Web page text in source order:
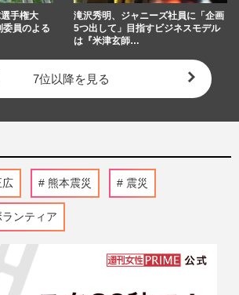
手権大
委員のよる
滝沢秀明、ジャニーズ社員に「企画
5つ出して」目指すビジネスモデル
は『米津玄師…
7位以降を見る
広 熊本震災 震災
ランティア